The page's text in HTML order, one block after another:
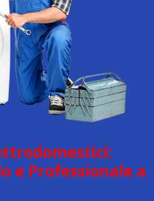
e Professionale a